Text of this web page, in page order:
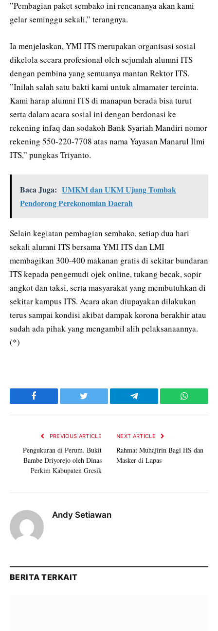
”Pembagian paket sembako ini rencananya akan kami
gelar seminggu sekali,” terangnya.
Ia menjelaskan, YMI ITS merupakan organisasi sosial
dikelola secara profesional oleh sejumlah alumni ITS
dengan pembina yang semuanya mantan Rektor ITS.
”Inilah salah satu bakti kami untuk almamater tercinta.
Kami harap alumni ITS di manapun berada bisa turut
serta dalam acara sosial ini dengan berdonasi ke
rekening infaq dan sodakoh Bank Syariah Mandiri nomor
rekening 550-220-7708 atas nama Yayasan Manarul Ilmi
ITS,” pungkas Triyanto.
Baca Juga: UMKM dan UKM Ujung Tombak
Pendorong Perekonomian Daerah
Selain kegiatan pembagian sembako, setiap dua hari
sekali alumni ITS bersama YMI ITS dan LMI
membagikan 300-400 makanan gratis di sekitar bundaran
ITS kepada pengemudi ojek online, tukang becak, sopir
angkot dan taksi, serta masyarakat yang membutuhkan di
sekitar kampus ITS. Acara akan diupayakan dilakukan
terus sampai kondisi akibat dampak korona berakhir atau
sudah ada pihak yang mengambil alih pelaksanaannya.
(*)
Facebook Twitter Telegram
PREVIOUS ARTICLE
Pengukuran di Perum. Bukit
Bambe Driyorejo oleh Dinas
Perkim Kabupaten Gresik
NEXT ARTICLE
Rahmat Muhajirin Bagi HS dan
Masker di Lapas
Andy Setiawan
BERITA TERKAIT